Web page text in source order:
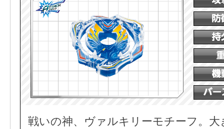
戦いの神、ヴァルキリーモチーフ。